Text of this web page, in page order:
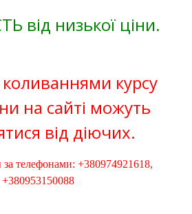
від низької ціни.
коливаннями курсу
на сайті можуть
від діючих.
телефонами: +380974921618,
+380953150088